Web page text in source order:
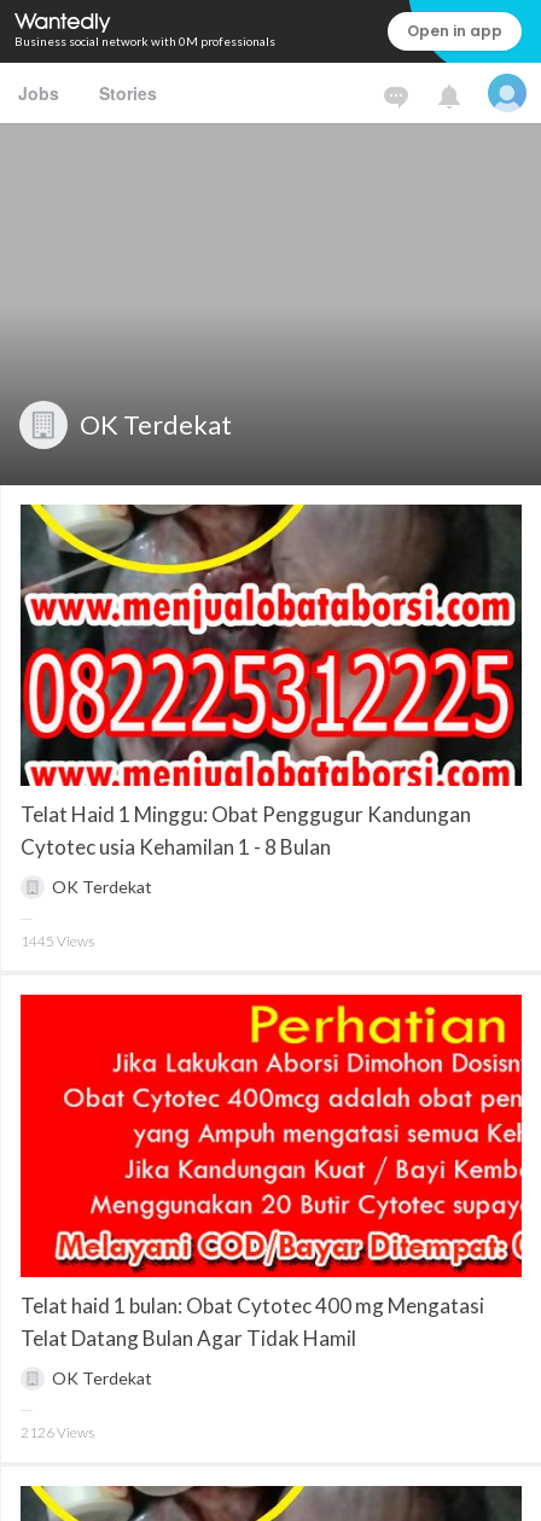
Business social network with 0M professionals Open in app
Jobs Stories
OK Terdekat
Telat Haid 1 Minggu: Obat Penggugur Kandungan
Cytotec usia Kehamilan 1 - 8 Bulan
OK Terdekat
1445 Views
Telat haid 1 bulan: Obat Cytotec 400 mg Mengatasi
Telat Datang Bulan Agar Tidak Hamil
OK Terdekat
2126Views